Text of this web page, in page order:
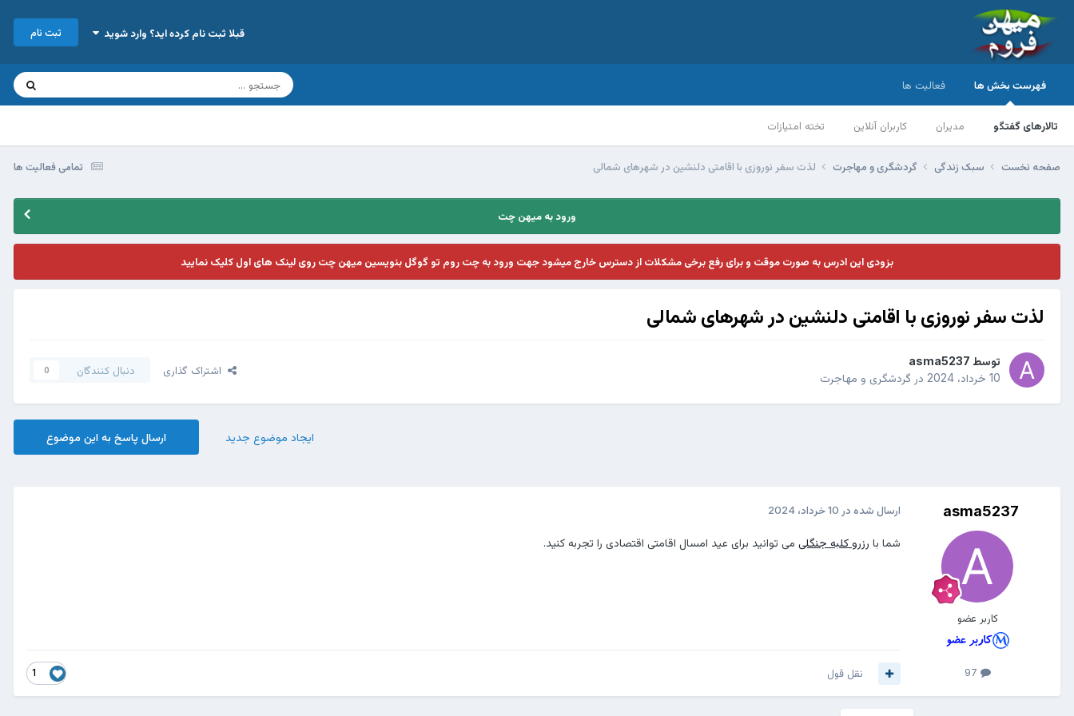
قبلا ثبت نام کرده اید؟ وارد شوید ثبت نام
فهرست بخش ها
تالارهای گفتگو مدیران کاربران آنلاین تخته امتیازات
فعالیت ها
تمامی فعالیت ها صفحه نخست سبک زندگی گردشگری و مهاجرت لذت سفر نوروزی با اقامتی دلنشین در شهرهای شمالی
ورود به میهن چت
بزودی این ادرس به صورت موقت و برای رفع برخی مشکلات از دسترس خارج میشود جهت ورود به چت روم تو گوگل بنویسین میهن چت روی لینک های اول کلیک نمایید
لذت سفر نوروزی با اقامتی دلنشین در شهرهای شمالی
توسط asma5237
10 خرداد، 2024
در گردشگری و مهاجرت
اشتراک گذاری دنبال کنندگان 0
ارسال پاسخ به این موضوع ایجاد موضوع جدید
asma5237
کاربر عضو
ارسال شده در 10 خرداد، 2024
شما با رزرو کلبه جنگلی می توانید برای عید امسال اقامتی اقتصادی را تجربه کنید.
1 نقل قول